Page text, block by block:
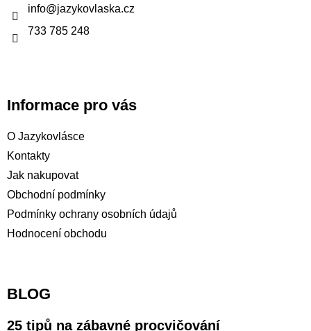
info@jazykovlaska.cz
733 785 248
Informace pro vás
O Jazykovlásce
Kontakty
Jak nakupovat
Obchodní podmínky
Podmínky ochrany osobních údajů
Hodnocení obchodu
BLOG
25 tipů na zábavné procvičování